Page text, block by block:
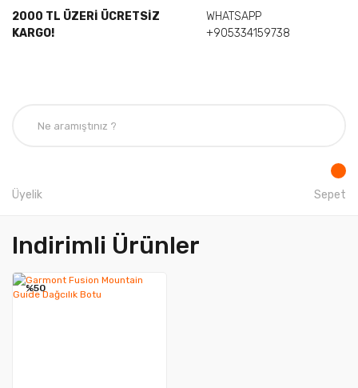
2000 TL ÜZERİ ÜCRETSİZ
KARGO!
WHATSAPP
+905334159738
Üyelik Sepet
Indirimli Ürünler
%50